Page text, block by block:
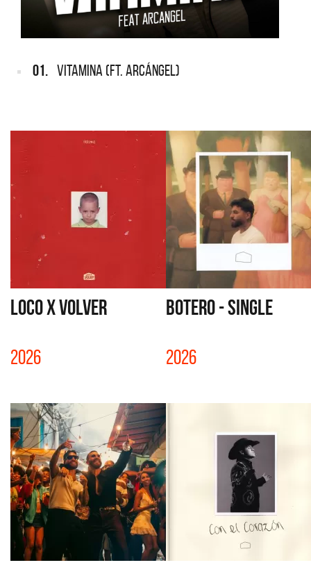
01. VITAMINA (FT. ARCÁNGEL)
LOCO X VOLVER
2026
BOTERO - SINGLE
2026